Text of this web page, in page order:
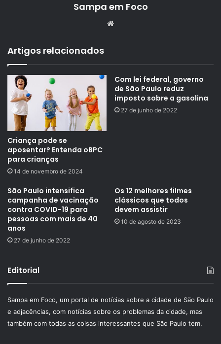
Sampa em Foco
Website
Artigos relacionados
Criança pode se
aposentar? Entenda oBPC
para crianças
14 de novembro de 2024
Com lei federal, governo
de São Paulo reduz
imposto sobre a gasolina
27 de junho de 2022
São Paulo intensifica
campanha de vacinação
contra COVID-19 para
pessoas com mais de 40
anos
27 de junho de 2022
Os 12 melhores filmes
clássicos que todos
devem assistir
10 de agosto de 2023
Editorial
Sampa em Foco, um portal de notícias sobre a cidade de São Paulo
e adjacências, com notícias sobre os problemas da cidade, mas
também com todas as coisas interessantes que São Paulo tem.